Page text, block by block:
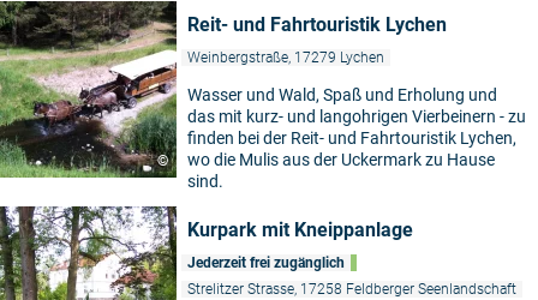
©
Reit- und Fahrtouristik Lychen
Weinbergstraße, 17279 Lychen
Wasser und Wald, Spaß und Erholung und
das mit kurz- und langohrigen Vierbeinern - zu
finden bei der Reit- und Fahrtouristik Lychen,
wo die Mulis aus der Uckermark zu Hause
sind.
Kurpark mit Kneippanlage
Jederzeit frei zugänglich
Strelitzer Strasse, 17258 Feldberger Seenlandschaft